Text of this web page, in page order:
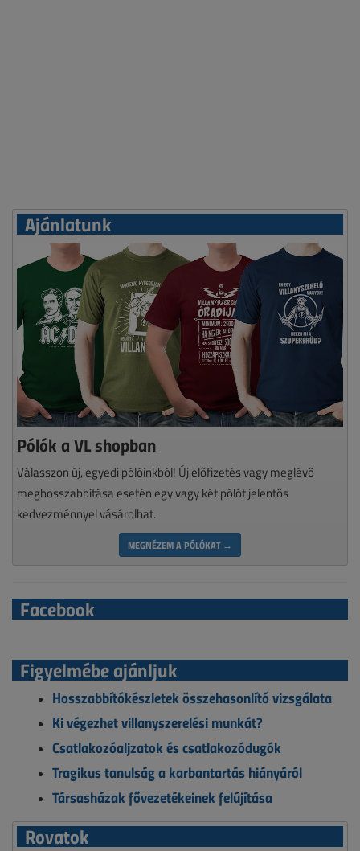
Ajánlatunk
Pólók a VL shopban
Válasszon új, egyedi pólóinkból! Új előfizetés vagy meglévő
meghosszabbítása esetén egy vagy két pólót jelentős
kedvezménnyel vásárolhat.
MEGNÉZEM A PÓLÓKAT →
Facebook
Figyelmébe ajánljuk
Hosszabbítókészletek összehasonlító vizsgálata
Ki végezhet villanyszerelési munkát?
Csatlakozóaljzatok és csatlakozódugók
Tragikus tanulság a karbantartás hiányáról
Társasházak fővezetékeinek felújítása
Rovatok